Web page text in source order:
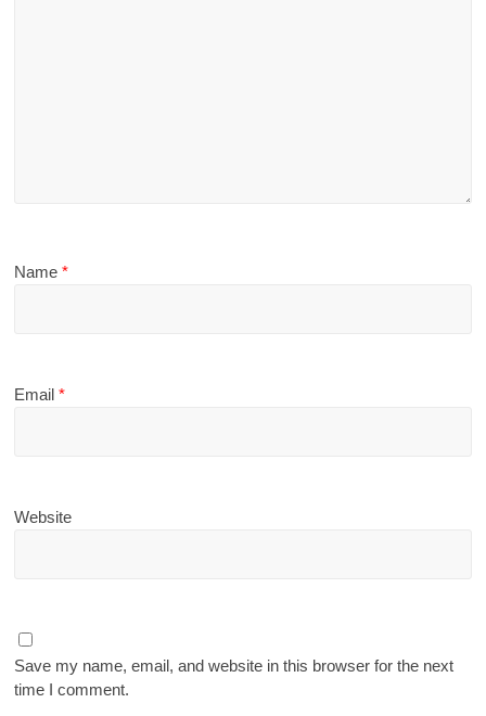
Name*
Email*
Website
Save my name, email, and website in this browser for the next
time I comment.